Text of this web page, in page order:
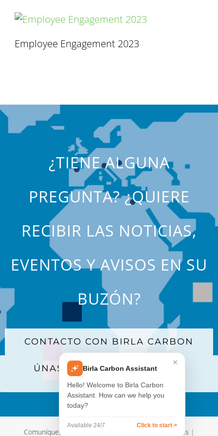
Employee Engagement 2023
¿TIENE ALGUNA
PREGUNTA? ¿QUIERE
RECIBIR LAS NOTICIAS,
EVENTOS Y AVISOS EN SU
BUZÓN?
CONTACTO CON BIRLA CARBON
ÚNASE A NUESTRA LISTA DE
Comuníquese con nosotros Términos y Condiciones |
×
Birla Carbon Assistant
Hello! Welcome to Birla Carbon
Assistant. How can we help you
today?
Available 24/7 Click to start >